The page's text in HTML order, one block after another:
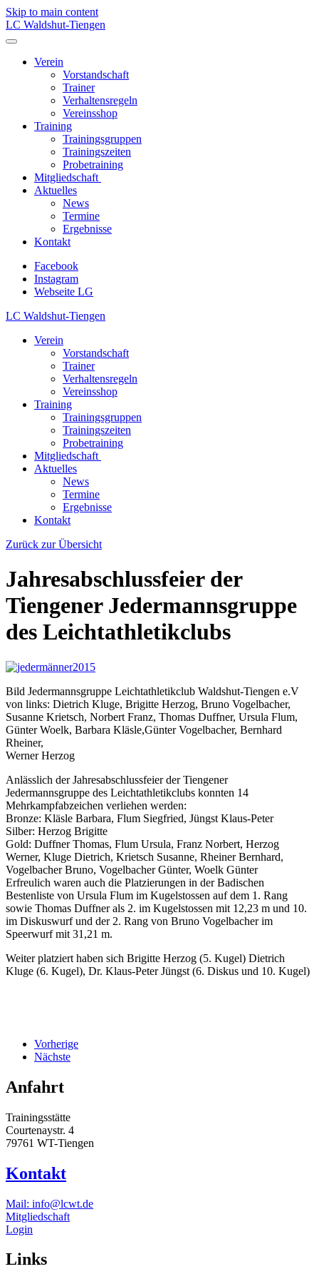
Skip to main content
LC Waldshut-Tiengen
Verein
Vorstandschaft
Trainer
Verhaltensregeln
Vereinsshop
Training
Trainingsgruppen
Trainingszeiten
Probetraining
Mitgliedschaft
Aktuelles
News
Termine
Ergebnisse
Kontakt
Facebook
Instagram
Webseite LG
LC Waldshut-Tiengen
Verein
Vorstandschaft
Trainer
Verhaltensregeln
Vereinsshop
Training
Trainingsgruppen
Trainingszeiten
Probetraining
Mitgliedschaft
Aktuelles
News
Termine
Ergebnisse
Kontakt
Zurück zur Übersicht
Jahresabschlussfeier der
Tiengener Jedermannsgruppe
des Leichtathletikclubs
Bild Jedermannsgruppe Leichtathletikclub Waldshut-Tiengen e.V
von links: Dietrich Kluge, Brigitte Herzog, Bruno Vogelbacher,
Susanne Krietsch, Norbert Franz, Thomas Duffner, Ursula Flum,
Günter Woelk, Barbara Kläsle,Günter Vogelbacher, Bernhard
Rheiner,
Werner Herzog
Anlässlich der Jahresabschlussfeier der Tiengener
Jedermannsgruppe des Leichtathletikclubs konnten 14
Mehrkampfabzeichen verliehen werden:
Bronze: Kläsle Barbara, Flum Siegfried, Jüngst Klaus-Peter
Silber: Herzog Brigitte
Gold: Duffner Thomas, Flum Ursula, Franz Norbert, Herzog
Werner, Kluge Dietrich, Krietsch Susanne, Rheiner Bernhard,
Vogelbacher Bruno, Vogelbacher Günter, Woelk Günter
Erfreulich waren auch die Platzierungen in der Badischen
Bestenliste von Ursula Flum im Kugelstossen auf dem 1. Rang
sowie Thomas Duffner als 2. im Kugelstossen mit 12,23 m und 10.
im Diskuswurf und der 2. Rang von Bruno Vogelbacher im
Speerwurf mit 31,21 m.
Weiter platziert haben sich Brigitte Herzog (5. Kugel) Dietrich
Kluge (6. Kugel), Dr. Klaus-Peter Jüngst (6. Diskus und 10. Kugel)
Vorherige
Nächste
Anfahrt
Trainingsstätte
Courtenaystr. 4
79761 WT-Tiengen
Kontakt
Mail: info@lcwt.de
Mitgliedschaft
Login
Links